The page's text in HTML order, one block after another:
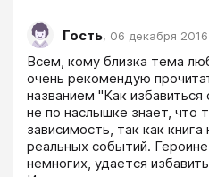
Гость, 06 декабря
Всем, кому близка тема
очень рекомендую
названием "Как
не по наслышке знает, что
зависимость, так как книга
реальных событий.
немногих, удается